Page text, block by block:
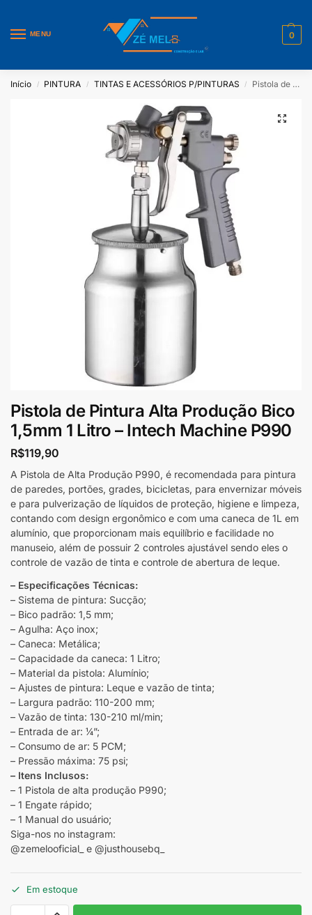
MENU 0
Início / PINTURA / TINTAS E ACESSÓRIOS P/PINTURAS / Pistola de Pintura Alta Produção Bico 1,5mm 1 Litro – Intech Machine P990
Pistola de Pintura Alta Produção Bico
1,5mm 1 Litro – Intech Machine P990
R$119,90
A Pistola de Alta Produção P990, é recomendada para pintura
de paredes, portões, grades, bicicletas, para envernizar móveis
e para pulverização de líquidos de proteção, higiene e limpeza,
contando com design ergonômico e com uma caneca de 1L em
alumínio, que proporcionam mais equilíbrio e facilidade no
manuseio, além de possuir 2 controles ajustável sendo eles o
controle de vazão de tinta e controle de abertura de leque.
– Especificações Técnicas:
– Sistema de pintura: Sucção;
– Bico padrão: 1,5 mm;
– Agulha: Aço inox;
– Caneca: Metálica;
– Capacidade da caneca: 1 Litro;
– Material da pistola: Alumínio;
– Ajustes de pintura: Leque e vazão de tinta;
– Largura padrão: 110-200 mm;
– Vazão de tinta: 130-210 ml/min;
– Entrada de ar: ¼”;
– Consumo de ar: 5 PCM;
– Pressão máxima: 75 psi;
– Itens Inclusos:
– 1 Pistola de alta produção P990;
– 1 Engate rápido;
– 1 Manual do usuário;
Siga-nos no instagram:
@zemelooficial_ e @justhousebq_
Em estoque